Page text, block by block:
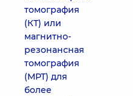
томография
(КТ) или
магнитно-
резонансная
томография
(МРТ) для
более